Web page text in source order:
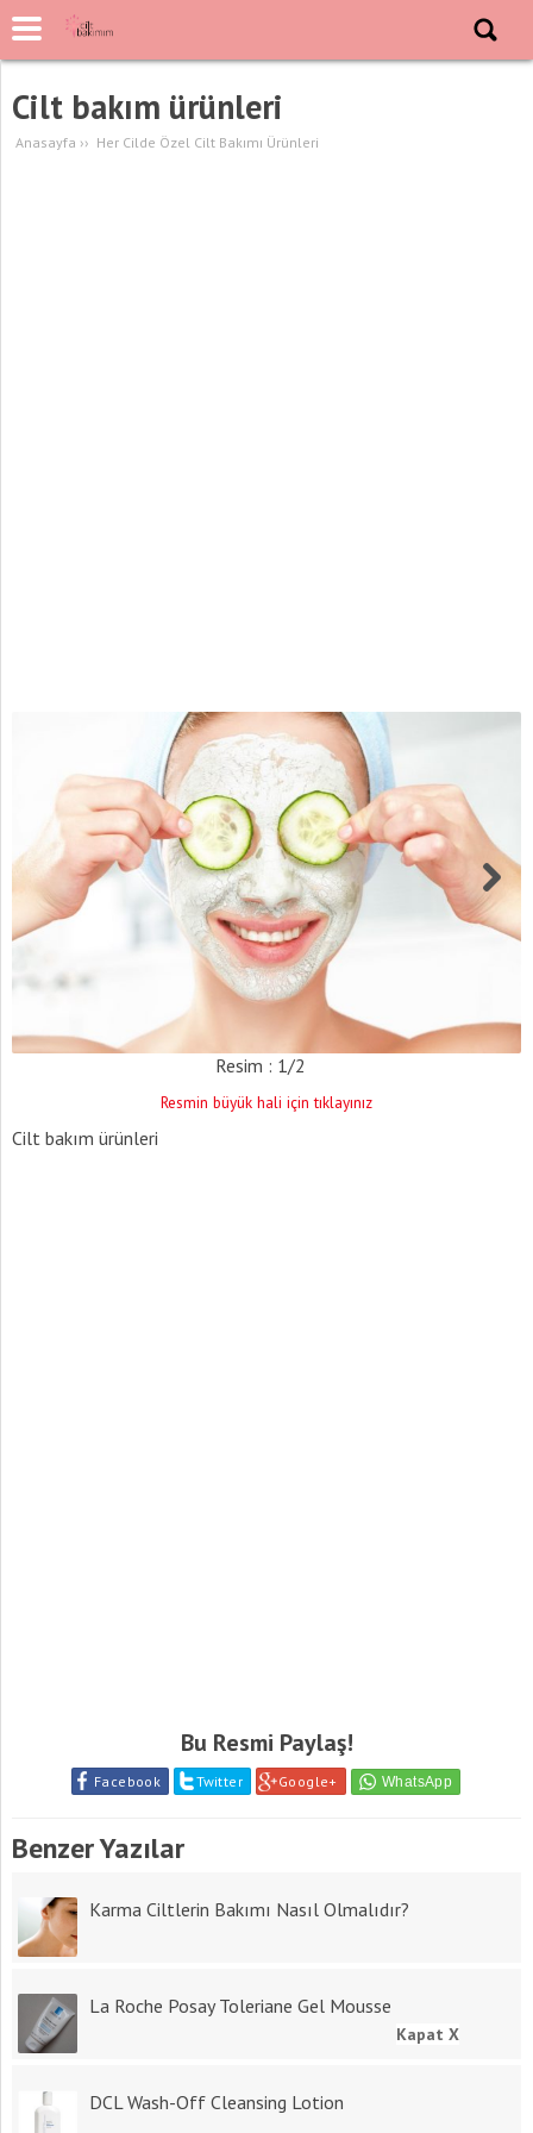
Cilt bakım ürünleri
Anasayfa ›› Her Cilde Özel Cilt Bakımı Ürünleri
Resim : 1/2
Resmin büyük hali için tıklayınız
Cilt bakım ürünleri
Bu Resmi Paylaş!
Facebook Twitter Google+
Benzer Yazılar
Karma Ciltlerin Bakımı Nasıl Olmalıdır?
La Roche Posay Toleriane Gel Mousse
DCL Wash-Off Cleansing Lotion
Kapat X